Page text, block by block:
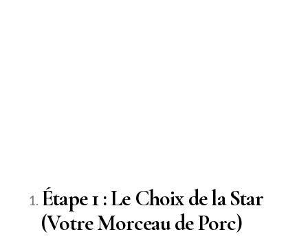
Étape 1 : Le Choix de la Star
(Votre Morceau de Porc)